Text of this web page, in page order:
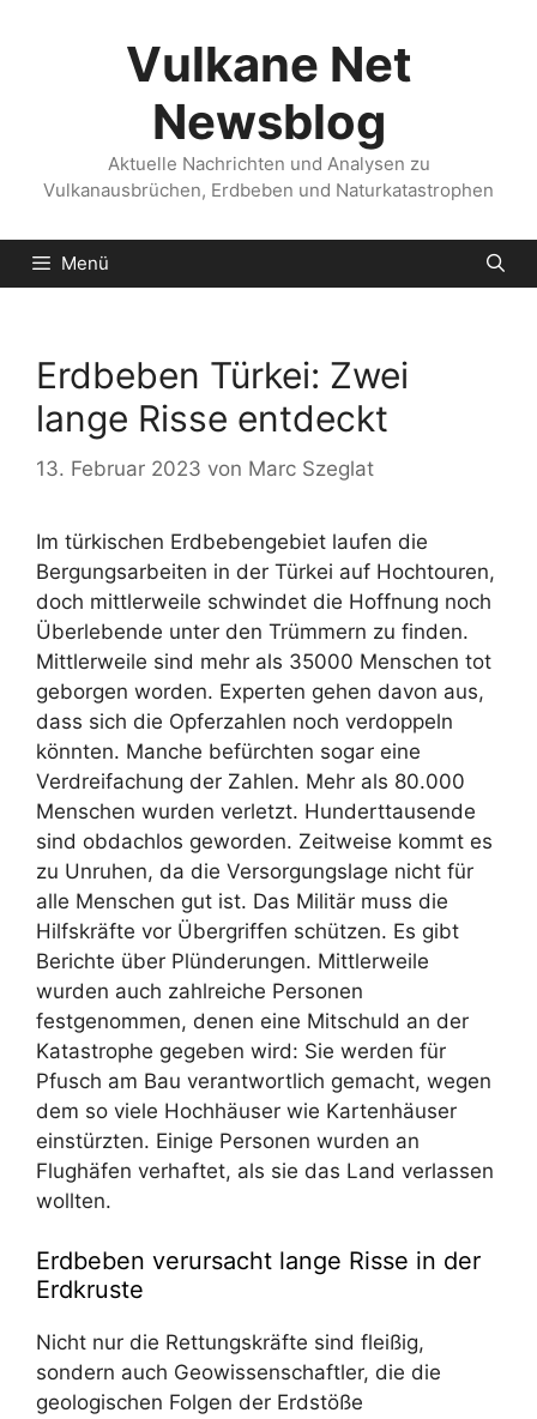
Vulkane Net
Newsblog
Aktuelle Nachrichten und Analysen zu
Vulkanausbrüchen, Erdbeben und Naturkatastrophen
Menü
Erdbeben Türkei: Zwei
lange Risse entdeckt
13. Februar 2023 von Marc Szeglat
Im türkischen Erdbebengebiet laufen die
Bergungsarbeiten in der Türkei auf Hochtouren,
doch mittlerweile schwindet die Hoffnung noch
Überlebende unter den Trümmern zu finden.
Mittlerweile sind mehr als 35000 Menschen tot
geborgen worden. Experten gehen davon aus,
dass sich die Opferzahlen noch verdoppeln
könnten. Manche befürchten sogar eine
Verdreifachung der Zahlen. Mehr als 80.000
Menschen wurden verletzt. Hunderttausende
sind obdachlos geworden. Zeitweise kommt es
zu Unruhen, da die Versorgungslage nicht für
alle Menschen gut ist. Das Militär muss die
Hilfskräfte vor Übergriffen schützen. Es gibt
Berichte über Plünderungen. Mittlerweile
wurden auch zahlreiche Personen
festgenommen, denen eine Mitschuld an der
Katastrophe gegeben wird: Sie werden für
Pfusch am Bau verantwortlich gemacht, wegen
dem so viele Hochhäuser wie Kartenhäuser
einstürzten. Einige Personen wurden an
Flughäfen verhaftet, als sie das Land verlassen
wollten.
Erdbeben verursacht lange Risse in der
Erdkruste
Nicht nur die Rettungskräfte sind fleißig,
sondern auch Geowissenschaftler, die die
geologischen Folgen der Erdstöße